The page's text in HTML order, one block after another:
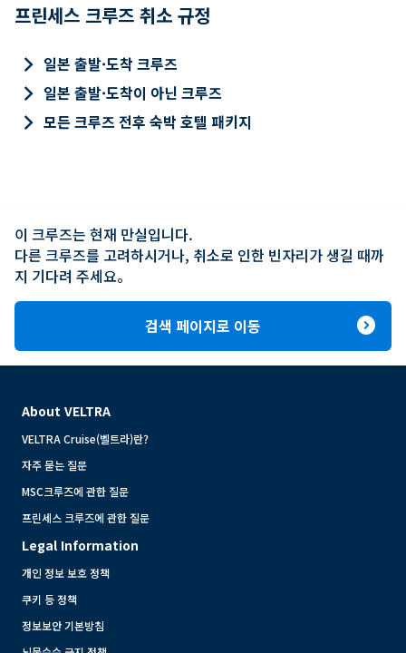
프린세스 크루즈 취소 규정
keyboard_arrow_right 일본 출발·도착 크루즈
keyboard_arrow_right 일본 출발·도착이 아닌 크루즈
keyboard_arrow_right 모든 크루즈 전후 숙박 호텔 패키지
이 크루즈는 현재 만실입니다.
다른 크루즈를 고려하시거나, 취소로 인한 빈자리가 생길 때까
지 기다려 주세요。
검색 페이지로 이동 expand_circle_right
About VELTRA
VELTRA Cruise(벨트라)란?
자주 묻는 질문
MSC크루즈에 관한 질문
프린세스 크루즈에 관한 질문
Legal Information
개인 정보 보호 정책
쿠키 등 정책
정보보안 기본방침